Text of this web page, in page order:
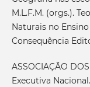
M.L.F.M. (orgs.).
Naturais no
Consequência
ASSOCIAÇÃO
Executiva